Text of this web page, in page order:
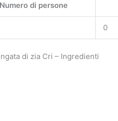
Numero di persone
0
di zia Cri – Ingredienti